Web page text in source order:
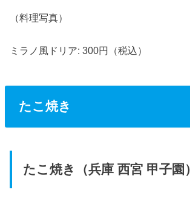
（料理写真）
ミラノ風ドリア: 300円（税込）
たこ焼き
たこ焼き（兵庫 西宮 甲子園）